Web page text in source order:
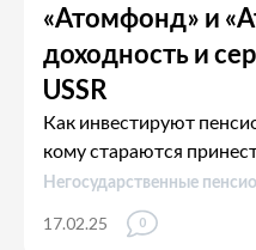
«Атомфонд» и
доходность и
USSR
Как инвестируют
кому стараются
Разобрались и
Негосударственные
17.02.25 0